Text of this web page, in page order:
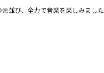
並び、 全力で音楽を楽しみました